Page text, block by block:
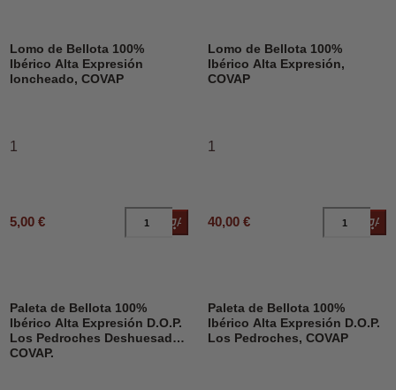
Lomo de Bellota 100%
Ibérico Alta Expresión
loncheado, COVAP
1
5,00 € Añadir al carrito
Lomo de Bellota 100%
Ibérico Alta Expresión,
COVAP
1
40,00 €
Paleta de Bellota 100%
Ibérico Alta Expresión D.O.P.
Los Pedroches Deshuesado,
COVAP.
Paleta de Bellota 100%
Ibérico Alta Expresión D.O.P.
Los Pedroches, COVAP